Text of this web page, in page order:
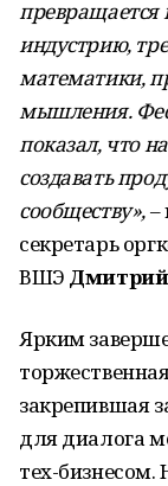
превращается
индустрию,
математики,
мышления.
показал, что
создавать
сообществу»,–
секретарь
ВШЭ
Ярким
закрепившая
для диалога
тех-